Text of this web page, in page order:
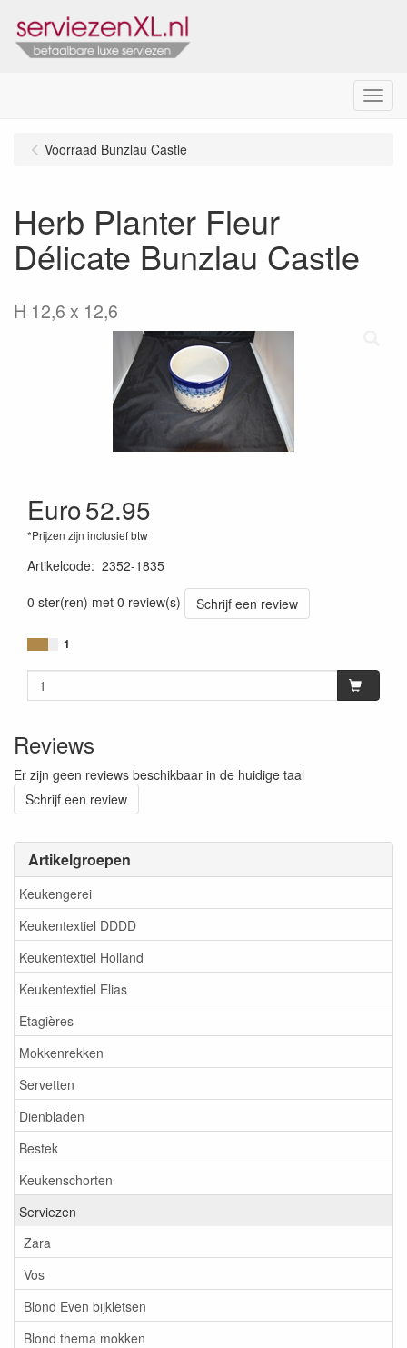
Menu
Artikelgroepen
Keukengerei
Keukentextiel DDDD
Keukentextiel Holland
Keukentextiel Elias
Etagières
Mokkenrekken
Servetten
Dienbladen
Bestek
Keukenschorten
Serviezen
Zara
Vos
Blond Even bijkletsen
Blond thema mokken
Voorraad Bunzlau Castle
Herb Planter Fleur
Délicate Bunzlau Castle
H 12,6 x 12,6
Euro52.95
*Prijzen zijn inclusief btw
Artikelcode: 2352-1835
0 ster(ren) met 0 review(s)
Schrijf een review
1
Reviews
Er zijn geen reviews beschikbaar in de huidige taal
Schrijf een review